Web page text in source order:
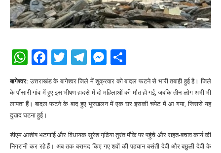
WhatsApp
Facebook
Twitter
Telegram
Messenger
बागेश्वर: उत्तराखंड के बागेश्वर जिले में शुक्रवार को बादल फटने से भारी तबाही हुई है। जिले
के पौंसारी गांव में हुए इस भीषण हादसे में दो महिलाओं की मौत हो गई, जबकि तीन लोग अभी भी
लापता हैं। बादल फटने के बाद हुए भूस्खलन में एक घर इसकी चपेट में आ गया, जिससे यह
दुखद घटना हुई।
​डीएम आशीष भटगाांई और विधायक सुरेश गढि़या तुरंत मौके पर पहुंचे और राहत-बचाव कार्य की
निगरानी कर रहे हैं। अब तक बरामद किए गए शवों की पहचान बसंती देवी और बछुली देवी के